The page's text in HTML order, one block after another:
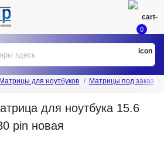
0
Матрицы для ноутбуков Матрицы под заказ
для ноутбука 15.6
pin новая